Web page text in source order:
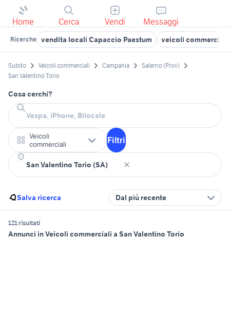
Home Cerca Vendi Messaggi
Ricerche vendita locali Capaccio Paestum veicoli commerciali
Subito Veicoli commerciali Campania
Salerno (Prov)
San Valentino Torio
Cosa cerchi?
Veicoli
commerciali
Filtri
Salva ricerca Dal più recente
121 risultati
Annunci in Veicoli commerciali a San Valentino Torio